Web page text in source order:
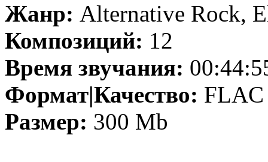
Жанр: Alternative Rock,
Композиций: 12
Время звучания:
Формат|Качество: FLAC
Размер: 300 Mb